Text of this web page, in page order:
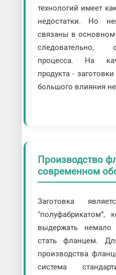
технологий имеет
недостатки. Но
связаны в
следовательно,
процесса. На
продукта -
большого влияния
Производство
современном
Заготовка
“полуфабрикатом”,
выдержать
стать фланцем.
производства
система